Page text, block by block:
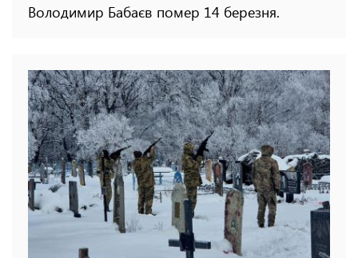
Володимир Бабаєв помер 14 березня.